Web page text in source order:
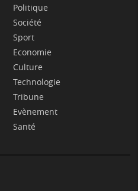
Politique
Société
Sport
Economie
Culture
Technologie
Tribune
Evènement
Santé